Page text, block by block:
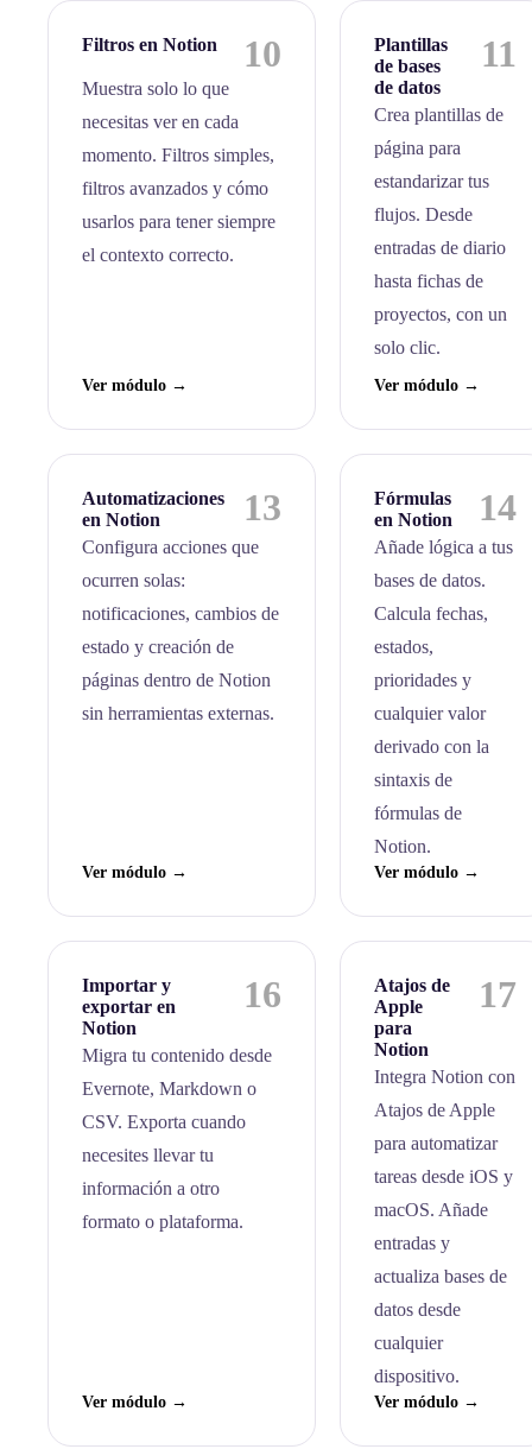
Filtros en Notion 10
Muestra solo lo que
necesitas ver en cada
momento. Filtros simples,
filtros avanzados y cómo
usarlos para tener siempre
el contexto correcto.
Ver módulo →
Plantillas
de bases
de datos
11
Crea plantillas de
página para
estandarizar tus
flujos. Desde
entradas de diario
hasta fichas de
proyectos, con un
solo clic.
Ver módulo →
Automatizaciones
en Notion
13
Configura acciones que
ocurren solas:
notificaciones, cambios de
estado y creación de
páginas dentro de Notion
sin herramientas externas.
Ver módulo →
Fórmulas
en Notion
14
Añade lógica a tus
bases de datos.
Calcula fechas,
estados,
prioridades y
cualquier valor
derivado con la
sintaxis de
fórmulas de
Notion.
Ver módulo →
Importar y
exportar en
Notion
16
Migra tu contenido desde
Evernote, Markdown o
CSV. Exporta cuando
necesites llevar tu
información a otro
formato o plataforma.
Ver módulo →
Atajos de
Apple
para
Notion
17
Integra Notion con
Atajos de Apple
para automatizar
tareas desde iOS y
macOS. Añade
entradas y
actualiza bases de
datos desde
cualquier
dispositivo.
Ver módulo →